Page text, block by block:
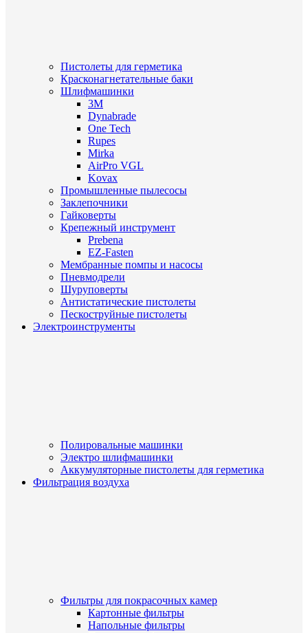
Пистолеты для герметика
Красконагнетательные баки
Шлифмашинки
3M
Dynabrade
One Tech
Rupes
Mirka
AirPro VGL
Kovax
Промышленные пылесосы
Заклепочники
Гайковерты
Крепежный инструмент
Prebena
EZ-Fasten
Мембранные помпы и насосы
Пневмодрели
Шуруповерты
Антистатические пистолеты
Пескоструйные пистолеты
Электроинструменты
Полировальные машинки
Электро шлифмашинки
Аккумуляторные пистолеты для герметика
Фильтрация воздуха
Фильтры для покрасочных камер
Картонные фильтры
Напольные фильтры